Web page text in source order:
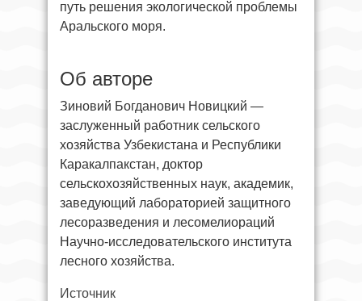
путь решения экологической проблемы
Аральского моря.
Об авторе
Зиновий Богданович Новицкий —
заслуженный работник сельского
хозяйства Узбекистана и Республики
Каракалпакстан, доктор
сельскохозяйственных наук, академик,
заведующий лабораторией защитного
лесоразведения и лесомелиораций
Научно-исследовательского института
лесного хозяйства.
Источник